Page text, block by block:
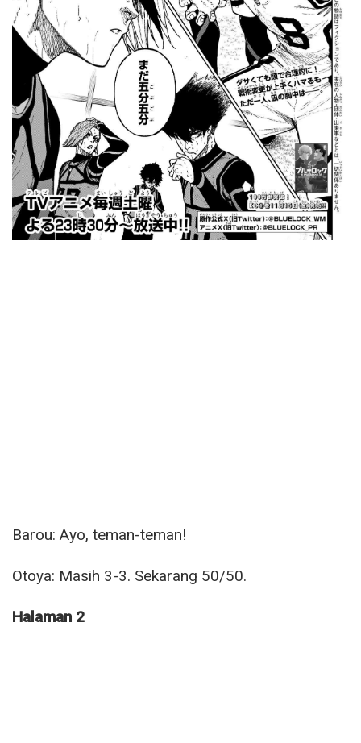
Barou: Ayo, teman-teman!
Otoya: Masih 3-3. Sekarang 50/50.
Halaman 2